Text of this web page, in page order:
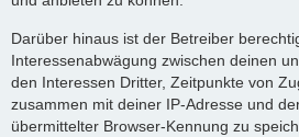
Darüber hinaus ist der Betreiber
Interessenabwägung zwischen deinen
den Interessen Dritter, Zeitpunkte von
zusammen mit deiner IP-Adresse und
übermittelter Browser-Kennung zu